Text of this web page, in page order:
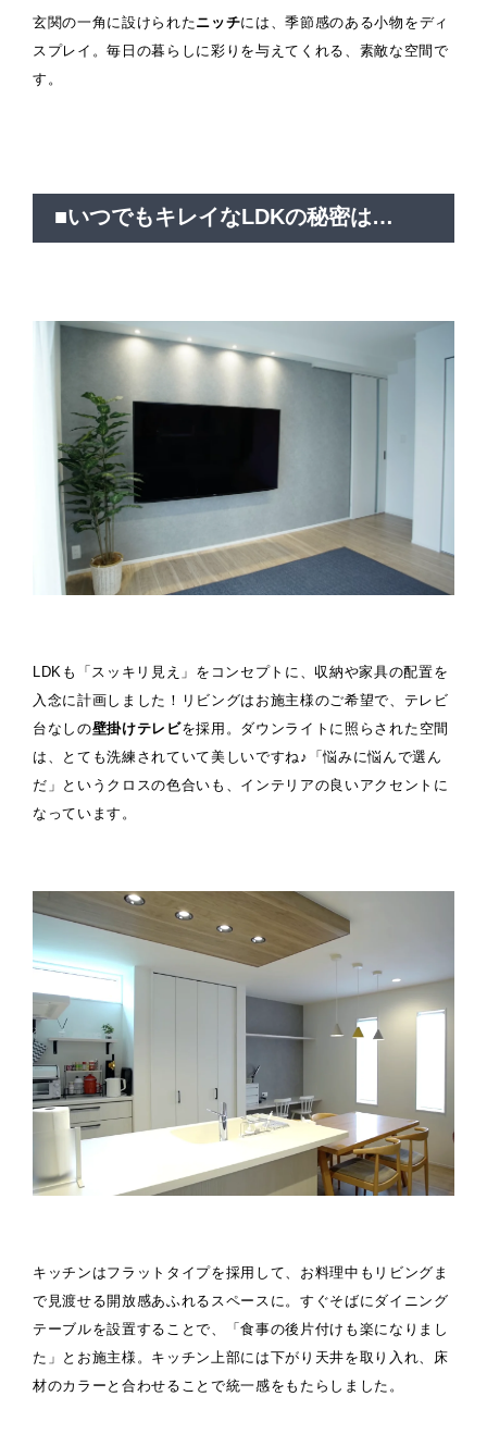
玄関の一角に設けられたニッチには、季節感のある小物をディ
スプレイ。毎日の暮らしに彩りを与えてくれる、素敵な空間で
す。
■いつでもキレイなLDKの秘密は…
LDKも「スッキリ見え」をコンセプトに、収納や家具の配置を
入念に計画しました！リビングはお施主様のご希望で、テレビ
台なしの壁掛けテレビを採用。ダウンライトに照らされた空間
は、とても洗練されていて美しいですね♪「悩みに悩んで選ん
だ」というクロスの色合いも、インテリアの良いアクセントに
なっています。
キッチンはフラットタイプを採用して、お料理中もリビングま
で見渡せる開放感あふれるスペースに。すぐそばにダイニング
テーブルを設置することで、「食事の後片付けも楽になりまし
た」とお施主様。キッチン上部には下がり天井を取り入れ、床
材のカラーと合わせることで統一感をもたらしました。